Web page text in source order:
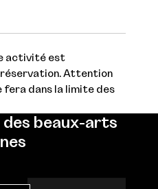
activité est
Attention
fera dans la limite des
des beaux-arts